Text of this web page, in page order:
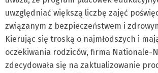
uwzględniać większą liczbę zajęć
związanym z bezpieczeństwem i
Kierując się troską o najmłodszych i
oczekiwania rodziców, firma Nationale-
zdecydowała się na zaktualizowanie